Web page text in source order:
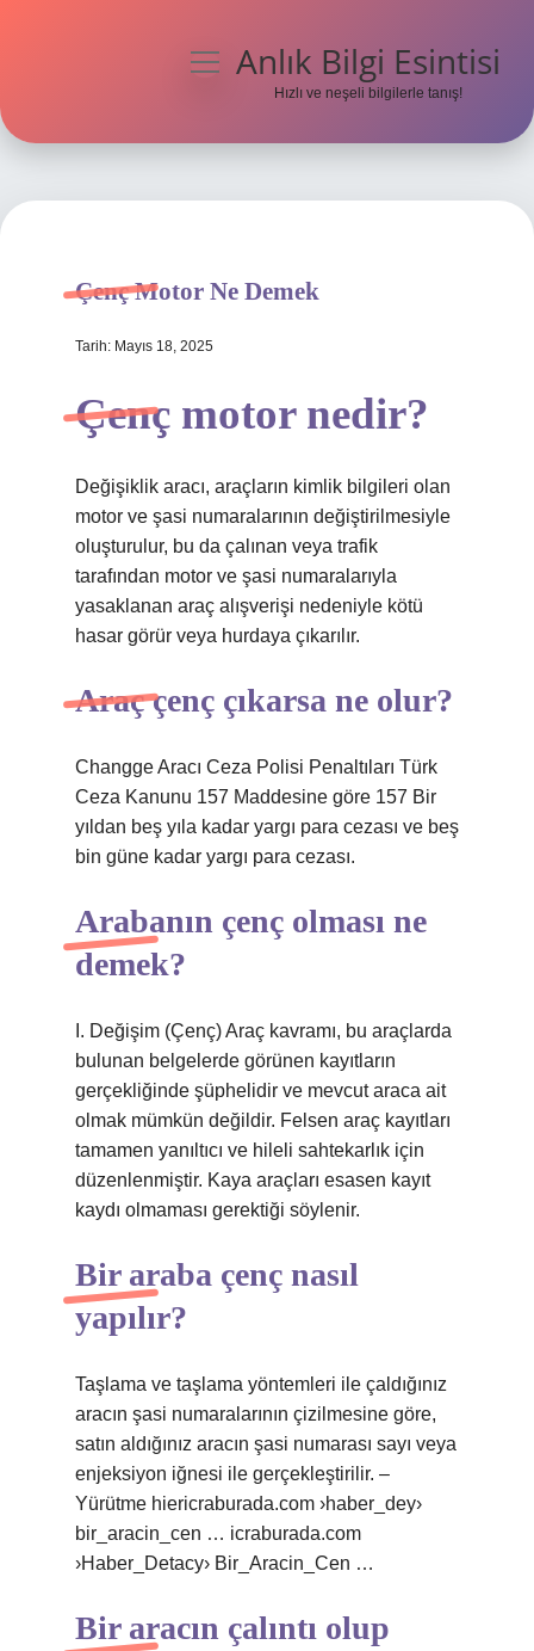
Hakkımızda
menüyüAnlık Bilgi Esintisi
Hızlı ve neşeli bilgilerle tanış!
Çenç Motor Ne Demek
Tarih: Mayıs 18, 2025
Çenç motor nedir?
Değişiklik aracı, araçların kimlik bilgileri olan
motor ve şasi numaralarının değiştirilmesiyle
oluşturulur, bu da çalınan veya trafik
tarafından motor ve şasi numaralarıyla
yasaklanan araç alışverişi nedeniyle kötü
hasar görür veya hurdaya çıkarılır.
Araç çenç çıkarsa ne olur?
Changge Aracı Ceza Polisi Penaltıları Türk
Ceza Kanunu 157 Maddesine göre 157 Bir
yıldan beş yıla kadar yargı para cezası ve beş
bin güne kadar yargı para cezası.
Arabanın çenç olması ne
demek?
I. Değişim (Çenç) Araç kavramı, bu araçlarda
bulunan belgelerde görünen kayıtların
gerçekliğinde şüphelidir ve mevcut araca ait
olmak mümkün değildir. Felsen araç kayıtları
tamamen yanıltıcı ve hileli sahtekarlık için
düzenlenmiştir. Kaya araçları esasen kayıt
kaydı olmaması gerektiği söylenir.
Bir araba çenç nasıl
yapılır?
Taşlama ve taşlama yöntemleri ile çaldığınız
aracın şasi numaralarının çizilmesine göre,
satın aldığınız aracın şasi numarası sayı veya
enjeksiyon iğnesi ile gerçekleştirilir. –
Yürütme hiericraburada.com ›haber_dey›
bir_aracin_cen … icraburada.com
›Haber_Detacy› Bir_Aracin_Cen …
Bir aracın çalıntı olup